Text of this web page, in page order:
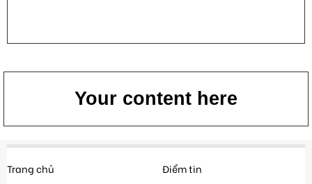
Your content here
Trang chủ
Điểm tin